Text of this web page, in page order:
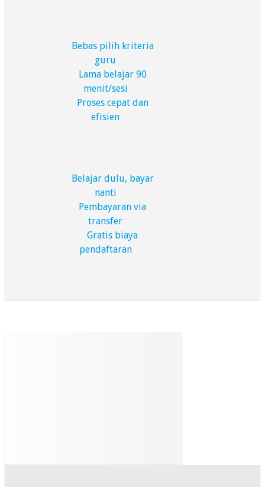
Bebas pilih kriteria
guru
Lama belajar 90
menit/sesi
Proses cepat dan
efisien
Belajar dulu, bayar
nanti
Pembayaran via
transfer
Gratis biaya
pendaftaran